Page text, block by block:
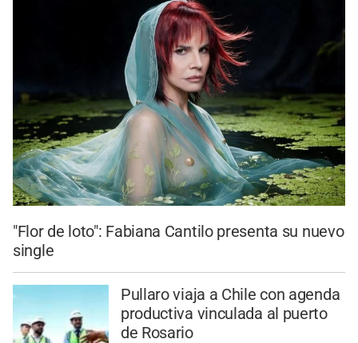
"Flor de loto": Fabiana Cantilo presenta su nuevo
single
Pullaro viaja a Chile con agenda
productiva vinculada al puerto
de Rosario